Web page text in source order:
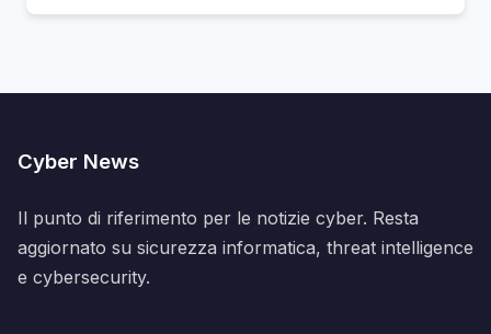
Cyber News
Il punto di riferimento per le notizie cyber. Resta
aggiornato su sicurezza informatica, threat intelligence
e cybersecurity.